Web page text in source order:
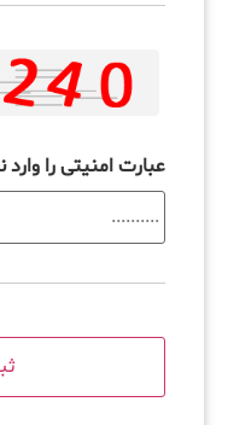
عبارت امنیتی را وارد